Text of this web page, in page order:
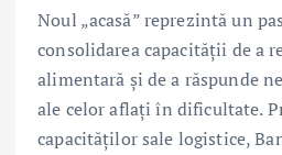
Noul „acasă” reprezintă un
consolidarea capacității de a
alimentară și de a răspunde
ale celor aflați în dificultate.
capacităților sale logistice,